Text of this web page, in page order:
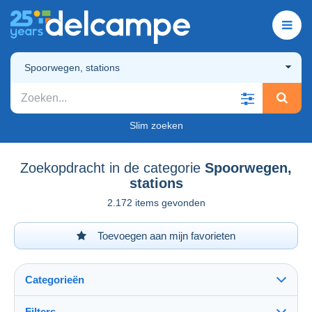
Spoorwegen, stations
Slim zoeken
Zoekopdracht in de categorie Spoorwegen,
stations
2.172 items gevonden
Toevoegen aan mijn favorieten
Categorieën